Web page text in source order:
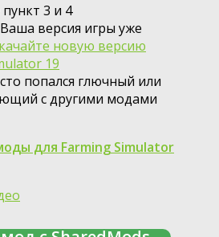
3 и 4
версия игры уже
новую версию
19
попался глючный или
с другими модами
для Farming Simulator